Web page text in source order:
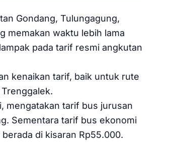
Gondang, Tulungagung,
memakan waktu lebih lama
pada tarif resmi angkutan
kenaikan tarif, baik untuk rute
mengatakan tarif bus jurusan
Sementara tarif bus ekonomi
di kisaran Rp55.000.